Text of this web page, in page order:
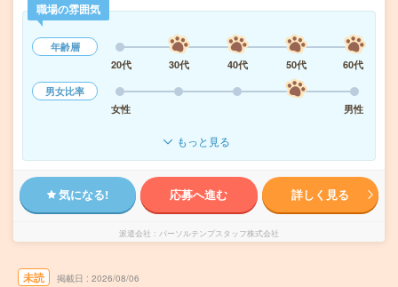
職場の雰囲気
年齢層
20代
30代 40代 50代
60代
男女比率
女性
男性
もっと見る
気になる! 応募へ進む 詳しく見る
派遣会社 パーソルテンプスタッフ株式会社
未読 掲載日 2026/08/06